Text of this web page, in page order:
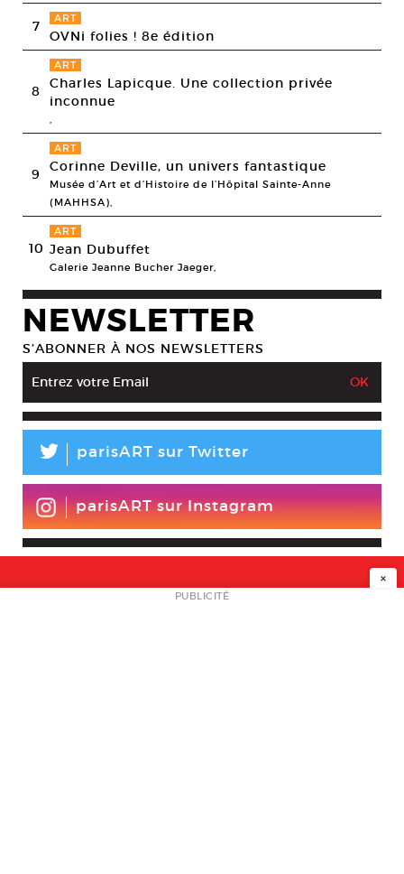
7 ART
OVNi folies ! 8e édition
8
ART
Charles Lapicque. Une collection privée
inconnue
,
9
ART
Corinne Deville, un univers fantastique
Musée d’Art et d’Histoire de l’Hôpital Sainte-Anne
(MAHHSA),
10
ART
Jean Dubuffet
Galerie Jeanne Bucher Jaeger,
NEWSLETTER
S’ABONNER À NOS NEWSLETTERS
L parisART sur Twitter
parisART sur Instagram
NEWSLETTER
×
PUBLICITÉ